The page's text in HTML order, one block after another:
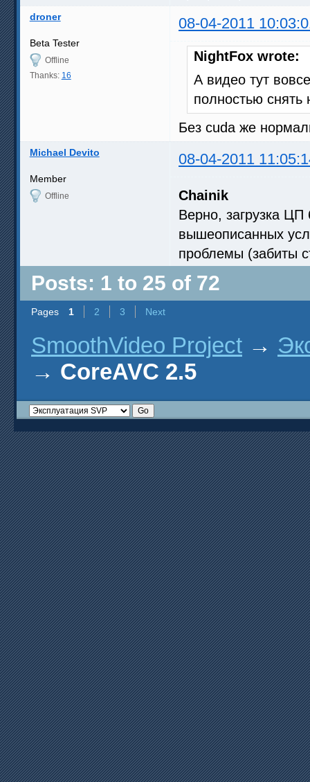
droner 08-04-2011
Beta Tester
Offline
Thanks: 16
NightFox wrote:
А видео тут
полностью снять
Без cuda же
Michael Devito 08-04-2011
Member
Offline
Chainik
Верно, загрузка
вышеописанных
проблемы (забиты
Posts: 1 to 25 of 72
Pages 1 2 3 Next
SmoothVideo Project →
→ CoreAVC 2.5